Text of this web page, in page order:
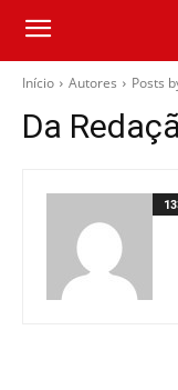
Início Autores Posts
Da